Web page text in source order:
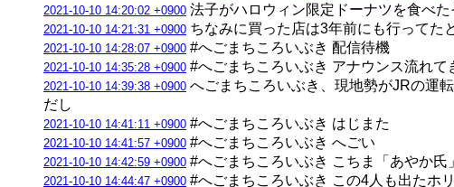
2021-10-10 14:20:02 +0900 法子がハロウィン限定ドーナツを食べ
2021-10-10 14:21:31 +0900 ちなみに買った店は3年前にも行ってた
2021-10-10 14:28:07 +0900 #へごまちころいぶき 配信待機
2021-10-10 14:35:28 +0900 #へごまちころいぶき アナウンス流れて
2021-10-10 14:39:38 +0900 へごまちころいぶき、現地勢がJRの運
だし
2021-10-10 14:41:11 +0900 #へごまちころいぶき はじまた
2021-10-10 14:41:57 +0900 #へごまちころいぶき へごい
2021-10-10 14:42:59 +0900 #へごまちころいぶき こちま「あやか氏」
2021-10-10 14:44:47 +0900 #へごまちころいぶき この4人も出たホ